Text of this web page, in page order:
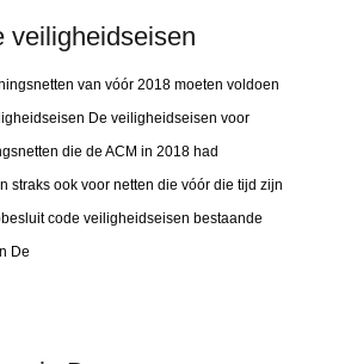
veiligheidseisen
van vóór 2018 moeten voldoen
De veiligheidseisen voor
die de ACM in 2018 had
straks ook voor netten die vóór die tijd zijn
code veiligheidseisen bestaande
De